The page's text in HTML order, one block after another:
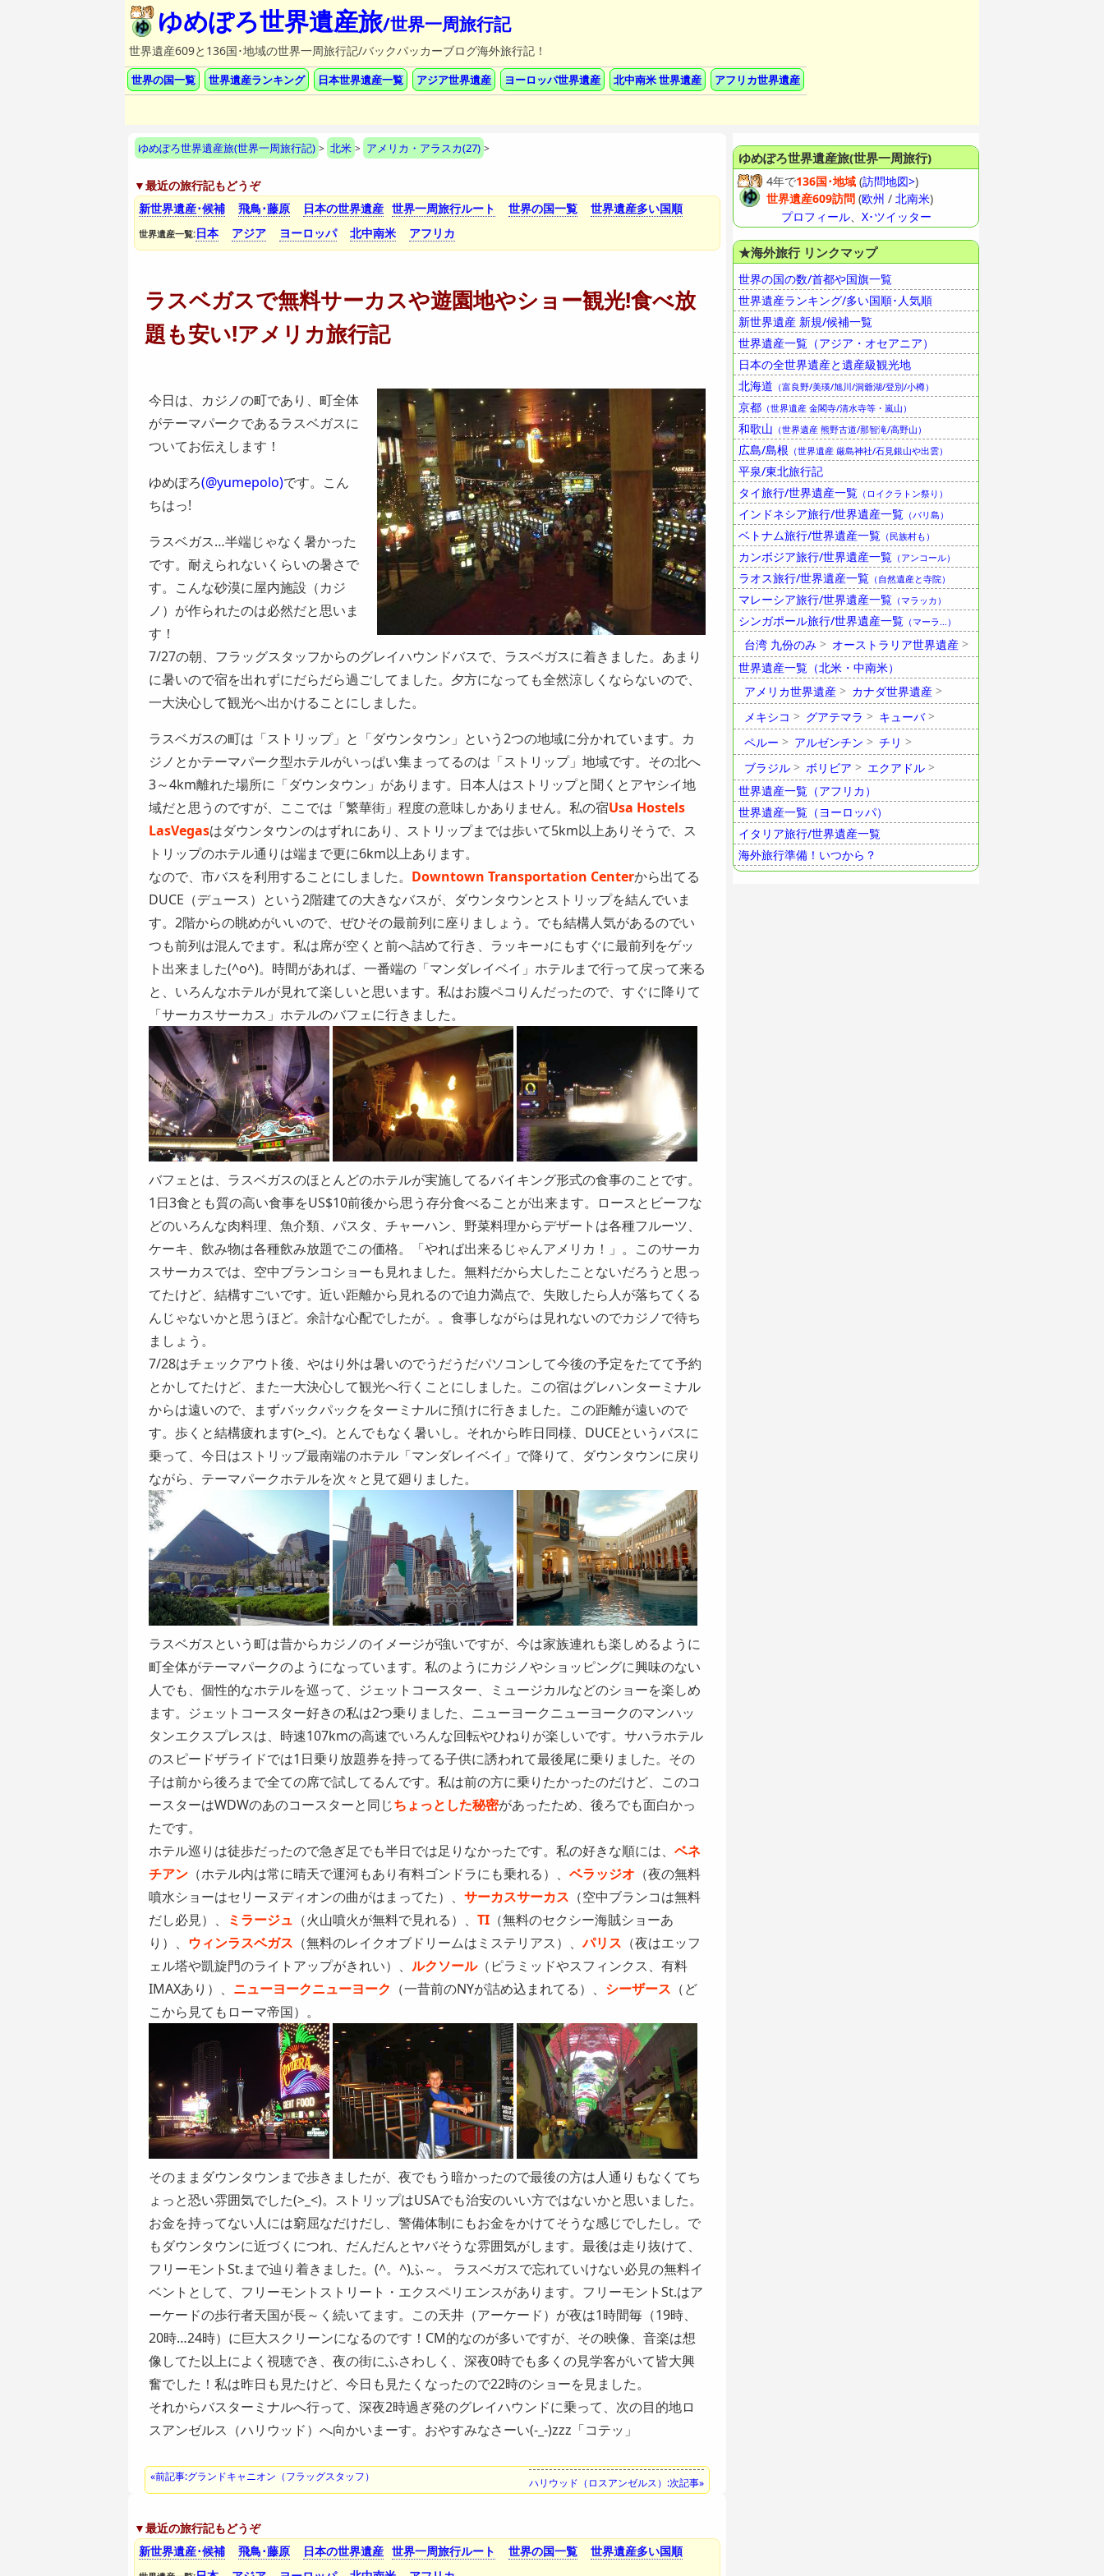
ゆめぽろ世界遺産旅/世界一周旅行記
世界遺産609と136国･地域の世界一周旅行記/バックパッカーブログ海外旅行記！
世界の国一覧 世界遺産ランキング 日本世界遺産一覧 アジア世界遺産 ヨーロッパ世界遺産 北中南米 世界遺産 アフリカ世界遺産
ゆめぽろ世界遺産旅(世界一周旅行記) > 北米 > アメリカ・アラスカ(27) >
▼最近の旅行記もどうぞ
新世界遺産･候補
飛鳥･藤原 日本の世界遺産 世界一周旅行ルート 世界の国一覧 世界遺産多い国順
世界遺産一覧:日本 アジア ヨーロッパ 北中南米 アフリカ
ラスベガスで無料サーカスや遊園地やショー観光!食べ放
題も安い!アメリカ旅行記
今日は、カジノの町であり、町全体
がテーマパークであるラスベガスに
ついてお伝えします！
ゆめぽろ(@yumepolo)です。こん
ちはっ!
ラスベガス…半端じゃなく暑かった
です。耐えられないくらいの暑さで
す。こんな砂漠に屋内施設（カジ
ノ）が作られたのは必然だと思いま
す！
7/27の朝、フラッグスタッフからのグレイハウンドバスで、ラスベガスに着きました。あまり
に暑いので宿を出れずにだらだら過ごしてました。夕方になっても全然涼しくならないので、
一大決心して観光へ出かけることにしました。
ラスベガスの町は「ストリップ」と「ダウンタウン 」という2つの地域に分かれています。カ
ジノとかテーマパーク型ホテルがいっぱい集まってるのは「ストリップ」地域です。その北へ
3～4km離れた場所に「ダウンタウン」があります。日本人はストリップと聞くとアヤシイ地
域だと思うのですが、ここでは「繁華街」程度の意味しかありません。私の宿Usa Hostels
LasVegasはダウンタウンのはずれにあり、ストリップまでは歩いて5km以上ありそうで、ス
トリップのホテル通りは端まで更に6km以上あります。
なので、市バスを利用することにしました。 Downtown Transportation Centerから出てる
DUCE （デュース）という2階建ての大きなバスが、ダウンタウンとストリップを結んでいま
す。2階からの眺めがいいので、ぜひその最前列に座りましょう。でも結構人気があるのでい
つも前列は混んでます。私は席が空くと前へ詰めて行き、ラッキー♪にもすぐに最前列をゲッ
ト出来ました(^o^)。時間があれば、一番端の「マンダレイベイ」ホテルまで行って戻って来る
と、いろんなホテルが見れて楽しいと思います。私はお腹ペコりんだったので、すぐに降りて
「サーカスサーカス」ホテルのバフェに行きました。
バフェとは、ラスベガスのほとんどのホテルが実施してるバイキング形式の食事のことです。
1日3食とも質の高い食事をUS$10前後から思う存分食べることが出来ます。ロースとビーフな
どのいろんな肉料理、魚介類、パスタ、チャーハン、野菜料理からデザートは各種フルーツ、
ケーキ、飲み物は各種飲み放題でこの価格。「やれば出来るじゃんアメリカ！」。このサーカ
スサーカスでは、空中ブランコショーも見れました。無料だから大したことないだろうと思っ
てたけど、結構すごいです。近い距離から見れるので迫力満点で、失敗したら人が落ちてくる
んじゃないかと思うほど。余計な心配でしたが。。食事しながらは見れないのでカジノで待ち
ましょう。
7/28はチェックアウト後、やはり外は暑いのでうだうだパソコンして今後の予定をたてて予約
とかしてたけど、また一大決心して観光へ行くことにしました。この宿はグレハンターミナル
からは遠いので、まずバックパックをターミナルに預けに行きました。この距離が遠いので
す。歩くと結構疲れます(>_<)。とんでもなく暑いし。それから昨日同様、DUCEというバスに
乗って、今日はストリップ最南端のホテル「マンダレイベイ」で降りて、ダウンタウンに戻り
ながら、テーマパークホテルを次々と見て廻りました。
ラスベガスという町は昔からカジノのイメージが強いですが、今は家族連れも楽しめるように
町全体がテーマパークのようになっています。私のようにカジノやショッピングに興味のない
人でも、個性的なホテルを巡って、ジェットコースター、ミュージカルなどのショーを楽しめ
ます。ジェットコースター好きの私は2つ乗りました、ニューヨークニューヨークのマンハッ
タンエクスプレスは、時速107kmの高速でいろんな回転やひねりが楽しいです。サハラホテル
のスピードザライドでは1日乗り放題券を持ってる子供に誘われて最後尾に乗りました。その
子は前から後ろまで全ての席で試してるんです。私は前の方に乗りたかったのだけど、このコ
ースターはWDWのあのコースターと同じちょっとした秘密があったため、後ろでも面白かっ
たです。
ホテル巡りは徒歩だったので急ぎ足でも半日では足りなかったです。私の好きな順には、 ベネ
チアン （ホテル内は常に晴天で運河もあり有料ゴンドラにも乗れる）、 ベラッジオ （夜の無料
噴水ショーはセリーヌディオンの曲がはまってた）、 サーカスサーカス （空中ブランコは無料
だし必見）、
ミラージュ （火山噴火が無料で見れる）、 TI （無料のセクシー海賊ショーあ
り）、 ウィンラスベガス （無料のレイクオブドリームはミステリアス）、パリス （夜はエッフ
ェル塔や凱旋門のライトアップがきれい）、 ルクソール（ピラミッドやスフィンクス、有料
IMAXあり）、 ニューヨークニューヨーク （一昔前のNYが詰め込まれてる）、 シーザース （ど
こから見てもローマ帝国）。
そのままダウンタウンまで歩きましたが、夜でもう暗かったので最後の方は人通りもなくてち
ょっと恐い雰囲気でした(>_<)。ストリップはUSAでも治安のいい方ではないかと思いました。
お金を持ってない人には窮屈なだけだし、警備体制にもお金をかけてそうな感じでしたし。で
もダウンタウンに近づくにつれ、だんだんとヤバそうな雰囲気がします。最後は走り抜けて、
フリーモントSt.まで辿り着きました。(^。^)ふ～。 ラスベガスで忘れていけない必見の無料イ
ベントとして、 フリーモントストリート・エクスペリエンスがあります。フリーモントSt.はア
ーケードの歩行者天国が長～く続いてます。この天井（アーケード）が夜は1時間毎（19時、
20時…24時）に巨大スクリーンになるのです！CM的なのが多いですが、その映像、音楽は想
像してた以上によく視聴でき、夜の街にふさわしく、深夜0時でも多くの見学客がいて皆大興
奮でした！私は昨日も見たけど、今日も見たくなったので22時のショーを見ました。
それからバスターミナルへ行って、深夜2時過ぎ発のグレイハウンドに乗って、次の目的地ロ
スアンゼルス（ハリウッド） へ向かいまーす。おやすみなさーい(-_-)zzz「コテッ」
«前記事:グランドキャニオン（フラッグスタッフ） ハリウッド（ロスアンゼルス）:次記事»
ゆめぽろ世界遺産旅(世界一周旅行)
4年で136国･地域 (訪問地図>)
世界遺産609訪問 (欧州 / 北南米)
プロフィール、 X･ツイッター
★海外旅行 リンクマップ
世界の国の数/首都や国旗一覧
世界遺産ランキング/多い国順･人気順
新世界遺産 新規/候補一覧
世界遺産一覧（アジア・オセアニア）
日本の全世界遺産と遺産級観光地
北海道 （富良野/美瑛/旭川/洞爺湖/登別/小樽）
京都 （世界遺産 金閣寺/清水寺等・嵐山）
和歌山 （世界遺産 熊野古道/那智滝/高野山）
広島/島根 （世界遺産 厳島神社/石見銀山や出雲）
平泉/東北旅行記
タイ旅行/世界遺産一覧 （ロイクラトン祭り）
インドネシア旅行/世界遺産一覧 （バリ島）
ベトナム旅行/世界遺産一覧 （民族村も）
カンボジア旅行/世界遺産一覧 （アンコール）
ラオス旅行/世界遺産一覧 （自然遺産と寺院）
マレーシア旅行/世界遺産一覧 （マラッカ）
シンガポール旅行/世界遺産一覧 （マーラ…）
台湾 九份のみ
オーストラリア世界遺産
世界遺産一覧（北米・中南米）
アメリカ世界遺産
カナダ世界遺産
メキシコ
グアテマラ
キューバ
ペルー
アルゼンチン
チリ
ブラジル
ボリビア
エクアドル
世界遺産一覧（アフリカ）
世界遺産一覧（ヨーロッパ）
イタリア旅行/世界遺産一覧
海外旅行準備！いつから？
▼最近の旅行記もどうぞ
新世界遺産･候補
飛鳥･藤原 日本の世界遺産 世界一周旅行ルート 世界の国一覧 世界遺産多い国順